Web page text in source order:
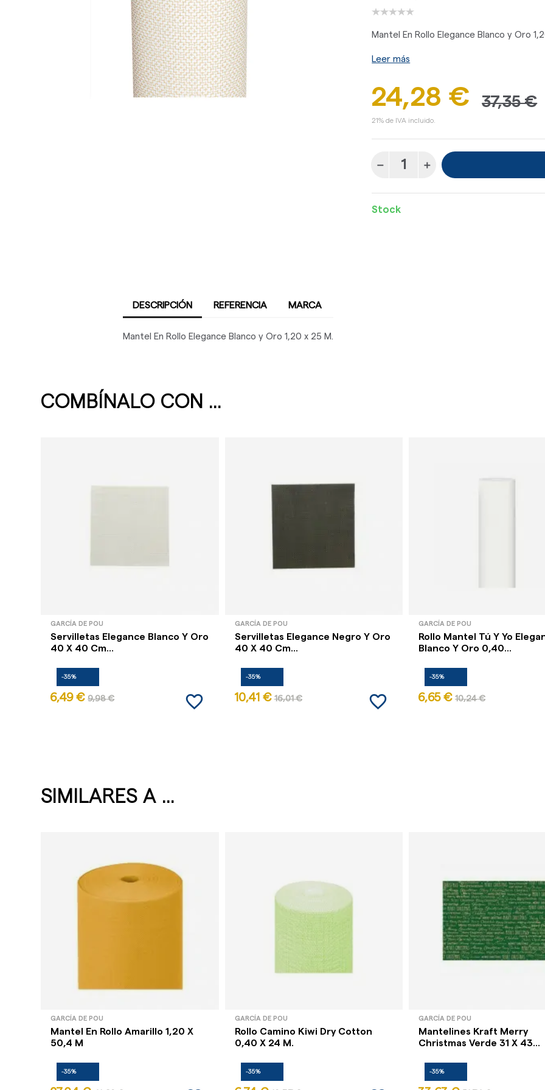
Mantel En Rollo Elegance Blanco y Oro
Leer más
24,28 € 37,35 €
21% de IVA incluido.
Stock
DESCRIPCIÓN REFERENCIA MARCA
Mantel En Rollo Elegance Blanco y Oro 1,20 x 25 M.
COMBÍNALO CON ...
GARCÍA DE POU
Servilletas Elegance Blanco Y Oro
40 X 40 Cm...
-35%
6,49 € 9,98 € favorite_border
GARCÍA DE POU
Servilletas Elegance Negro Y Oro
40 X 40 Cm...
-35%
10,41 € 16,01 € favorite_border
GARCÍA DE POU
Rollo Mantel Tú Y Yo
Blanco Y Oro 0,40...
-35%
6,65 € 10,24 €
SIMILARES A ...
GARCÍA DE POU
Mantel En Rollo Amarillo 1,20 X
50,4 M
-35%
GARCÍA DE POU
Rollo Camino Kiwi Dry Cotton
0,40 X 24 M.
-35%
GARCÍA DE POU
Mantelines Kraft Merry
Christmas Verde 31 X 43...
-35%